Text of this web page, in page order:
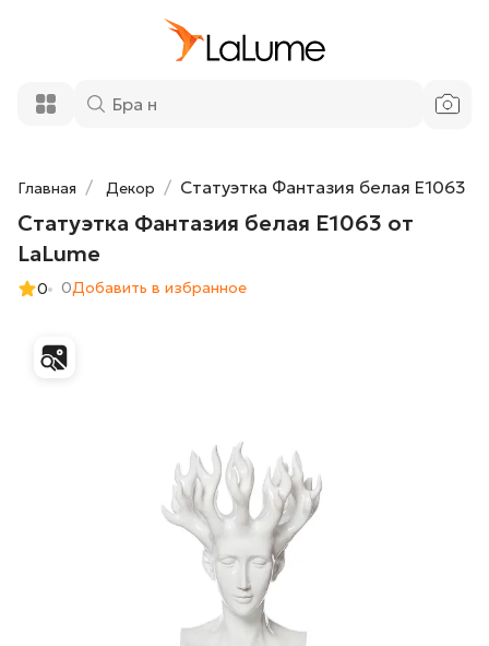
Главная Декор Статуэтка Фантазия белая E1063
Статуэтка Фантазия белая E1063 от
LaLume
0 0Добавить в избранное